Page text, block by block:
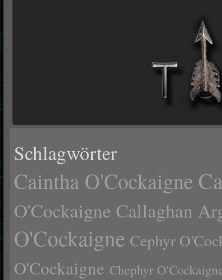
Schlagwörter
Caintha O'Cockaigne
O'Cockaigne Callaghan
O'Cockaigne Cephyr
O'Cockaigne Chephyr